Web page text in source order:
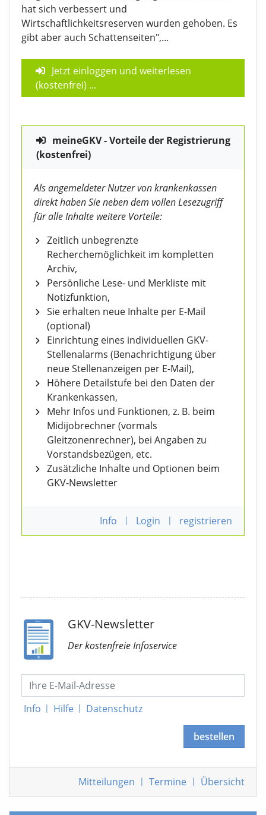
hat sich verbessert und
Wirtschaftlichkeitsreserven wurden gehoben. Es
gibt aber auch Schattenseiten",...
Jetzt einloggen und weiterlesen
(kostenfrei) ...
meineGKV - Vorteile der Registrierung
(kostenfrei)
Als angemeldeter Nutzer von krankenkassen
direkt haben Sie neben dem vollen Lesezugriff
für alle Inhalte weitere Vorteile:
Zeitlich unbegrenzte
Recherchemöglichkeit im kompletten
Archiv,
Persönliche Lese- und Merkliste mit
Notizfunktion,
Sie erhalten neue Inhalte per E-Mail
(optional)
Einrichtung eines individuellen GKV-
Stellenalarms (Benachrichtigung über
neue Stellenanzeigen per E-Mail),
Höhere Detailstufe bei den Daten der
Krankenkassen,
Mehr Infos und Funktionen, z. B. beim
Midijobrechner (vormals
Gleitzonenrechner), bei Angaben zu
Vorstandsbezügen, etc.
Zusätzliche Inhalte und Optionen beim
GKV-Newsletter
Info | Login | registrieren
GKV-Newsletter
Der kostenfreie Infoservice
Info | Hilfe | Datenschutz
bestellen
Mitteilungen | Termine | Übersicht